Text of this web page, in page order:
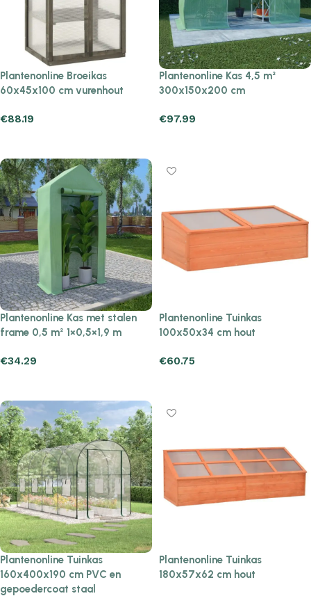
Plantenonline Broeikas
60x45x100 cm vurenhout
€88.19
Plantenonline Kas 4,5 m²
300x150x200 cm
€97.99
Plantenonline Kas met stalen
frame 0,5 m² 1×0,5×1,9 m
€34.29
Plantenonline Tuinkas
100x50x34 cm hout
€60.75
Plantenonline Tuinkas
160x400x190 cm PVC en
gepoedercoat staal
Plantenonline Tuinkas
180x57x62 cm hout